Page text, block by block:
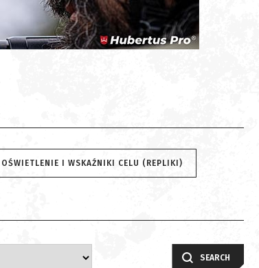
OŚWIETLENIE I WSKAŹNIKI CELU (REPLIKI)
SEARCH